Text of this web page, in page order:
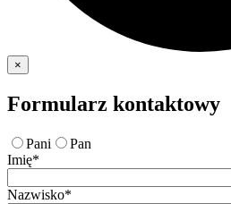
×
Formularz kontaktowy
Pani
Pan
Imię*
Nazwisko*